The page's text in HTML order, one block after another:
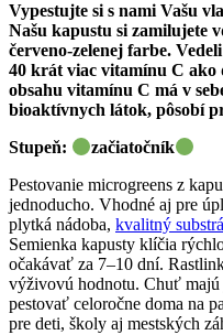
Vypestujte si s nami Vašu
Našu kapustu si zamilujete
červeno-zelenej farbe.
40 krát viac vitamínu C ako
obsahu vitamínu C má v
bioaktívnych látok, pôsobí
Stupeň:
začiatočník
Pestovanie microgreens z
jednoducho. Vhodné aj pre
plytká nádoba, kvalitný
Semienka kapusty klíčia
očakávať za 7–10 dní.
výživovú hodnotu. Chuť majú
pestovať celoročne doma na
pre deti, školy aj mestských